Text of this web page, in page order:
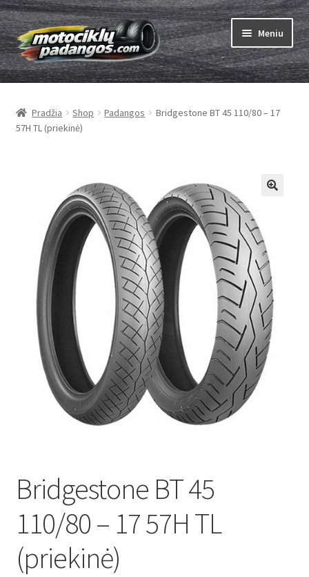
Pereiti
prie
meniu
Pereiti
prie
turinio
Meniu
Padangos
menu
Kameros
menu
Kaip užsisakyti
Brand
sub-
menu
Kontaktai
Pradžia Shop Padangos
Bridgestone BT 45 110/80 – 17
57H TL (priekinė)
Bridgestone BT 45
110/80 – 17 57H TL
(priekinė)